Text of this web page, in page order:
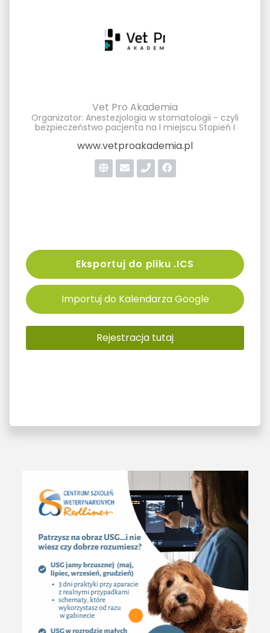
Vet Pro Akademia
Organizator: Anestezjologia w stomatologii - czyli
bezpieczeństwo pacjenta na I miejscu Stopień I
www.vetproakademia.pl
Eksportuj do pliku .ICS
Importuj do Kalendarza Google
Rejestracja tutaj